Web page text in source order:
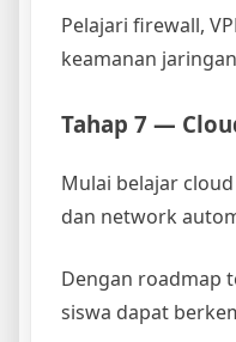
Pelajari firewall,
keamanan
Tahap 7 —
Mulai belajar
dan network
Dengan roadmap
siswa dapat